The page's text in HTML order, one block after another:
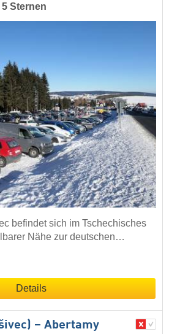
Sternen
befindet sich im Tschechisches
Nähe zur deutschen…
Details
– Abertamy